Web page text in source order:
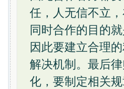
任，人无信不立
同时合作的目的
因此要建立合理
解决机制。最后
化，要制定相关